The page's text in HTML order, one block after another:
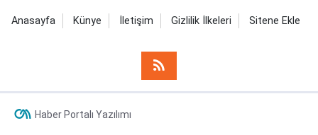
Anasayfa Künye İletişim Gizlilik İlkeleri Sitene Ekle
Haber Portalı Yazılımı